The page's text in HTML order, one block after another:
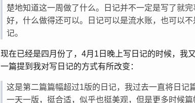
楚地知道这一周做了什么。日记并不一定是写了就
好，什么做得还可以。日记可以是流水账，也可以
记。
现在已经是四月份了，4月1日晚上写日记的时候，我
一篇提到我对写日记的方式有所改变：
这是第二篇篇幅超过1版的日记，我过去一直将日
一天一版，挺合适，似乎也挺美观，但是更多时候